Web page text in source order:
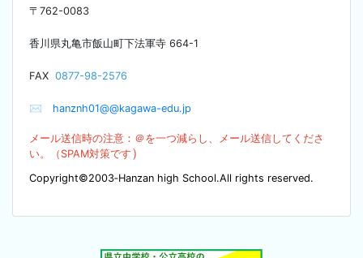
〒 762-0083
香川県丸亀市飯山町下法軍寺 664-1
FAX 0877-98-2576
✉ hanznh01@@kagawa-edu.jp
メール送信時の注意：＠を一つ減らし、メール送信してくださ
い。（SPAM対策です ）
Copyright©2003‐Hanzan high School.All rights reserved.